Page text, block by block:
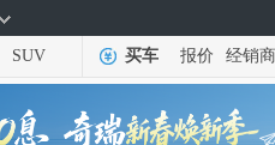
SUV 买车 报价 经销商